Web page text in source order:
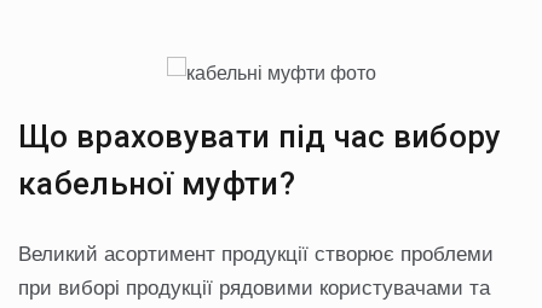
Що враховувати під час вибору
кабельної муфти?
Великий асортимент продукції створює проблеми
при виборі продукції рядовими користувачами та